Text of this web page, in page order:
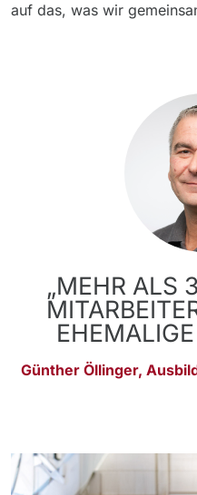
auf das, was wir
„MEHR ALS
Günther Öllinger,